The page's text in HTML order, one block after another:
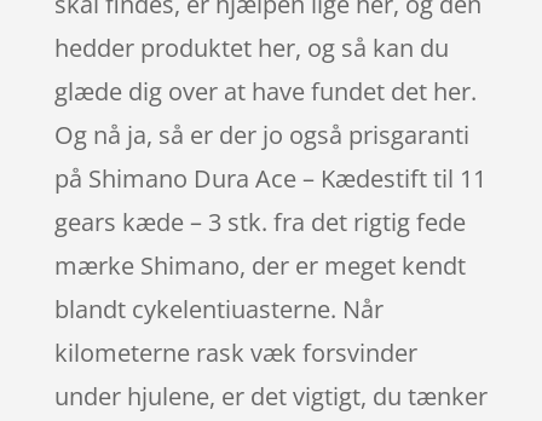
hedder produktet her, og så kan du
glæde dig over at have fundet det her.
Og nå ja, så er der jo også prisgaranti
på Shimano Dura Ace – Kædestift til 11
gears kæde – 3 stk. fra det rigtig fede
mærke Shimano, der er meget kendt
blandt cykelentiuasterne. Når
kilometerne rask væk forsvinder
under hjulene, er det vigtigt, du tænker